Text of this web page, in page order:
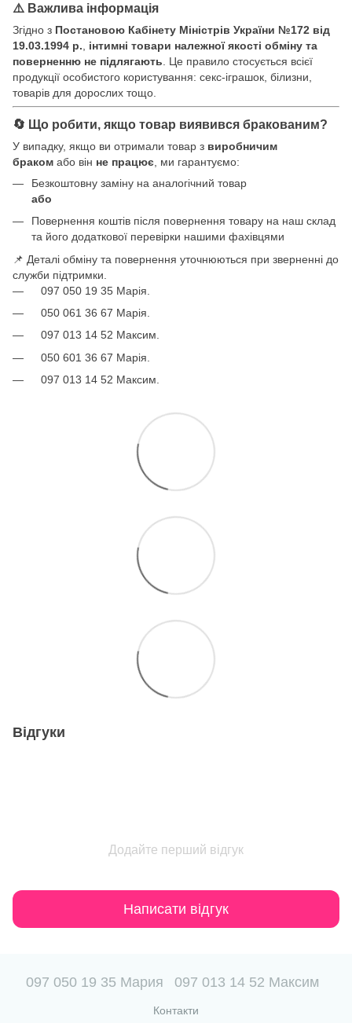
⚠️ Важлива інформація
Згідно з Постановою Кабінету Міністрів України №172 від
19.03.1994 р.
інтимні товари належної якості обміну та
поверненню не підлягають . Це правило стосується всієї
продукції особистого користування: секс-іграшок, білизни,
товарів для дорослих тощо.
🔄 Що робити, якщо товар виявився бракованим?
У випадку, якщо ви отримали товар з виробничим
браком або він не працює , ми гарантуємо:
Безкоштовну заміну на аналогічний товар
або
Повернення коштів після повернення товару на наш склад
та його додаткової перевірки нашими фахівцями
📌 Деталі обміну та повернення уточнюються при зверненні до
служби підтримки.
097 050 19 35 Марія.
050 061 36 67 Марія.
097 013 14 52 Максим.
050 601 36 67 Марія.
097 013 14 52 Максим.
Відгуки
Додайте перший відгук
Написати відгук
097 050 19 35 Мария 097 013 14 52 Максим
Контакти